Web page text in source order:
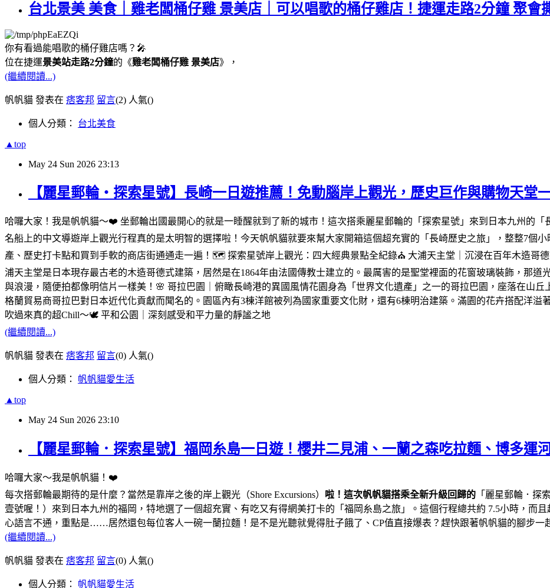
台北景美 美食｜雞老闆桶仔雞 景美店｜可以唱歌的桶仔雞店！捷運走路2分鐘 聚會
你有看過能唱歌的桶仔雞店嗎？🎤
位在捷運景美站走路2分鐘的《雞老闆桶仔雞 景美店》，
(繼續閱讀...)
帆帆貓 發表在 痞客邦 留言(2) 人氣()
個人分類： 台北美食
▲top
May 24 Sun 2026 23:13
【麗星郵輪・探索星號】長崎一日遊推薦！免動腦岸上觀光，歷史巨作與購物天堂
哈囉大家！我是帆帆貓～❤️ 坐郵輪出國最開心的就是一睡醒就到了新的城市！這次搭乘麗星郵輪的「探索星號」來到日本九州的
名船上的中文導遊岸上觀光行程真的是太明智的選擇啦！今天帆帆貓就要來幫大家開箱這個超充實的「長崎歷史之旅」，整整7個
產、歷史打卡點和買到手軟的商店街通通走一遍！🗺️ 探索星號岸上觀光：四大經典景點全紀錄⛪ 大浦天主堂｜沉浸在百年木造哥
浦天主堂是日本現存最古老的木造哥德式建築，居然是在1864年由法國傳教士建立的。最厲害的是聖堂裡面的花窗玻璃裝飾，那
與浪漫，隨便拍都像明信片一樣美！🌸 哥拉巴園｜俯瞰長崎港的異國風情花園身為「世界文化遺產」之一的哥拉巴園，座落在山
格蘭貿易商哥拉巴對日本近代化貢獻而聞名的。園區內有3棟洋館被列為國家重要文化財，還有6棟明治建築。滿園的花卉搭配洋
吹過來真的超Chill～🕊️ 平和公園｜深刻感受和平力量的靜謐之地
(繼續閱讀...)
帆帆貓 發表在 痞客邦 留言(0) 人氣()
個人分類： 帆帆貓愛生活
▲top
May 24 Sun 2026 23:10
【麗星郵輪．探索星號】福岡糸島一日遊！櫻井二見浦、一蘭之森吃拉麵、博多運
哈囉大家～我是帆帆貓！❤️
每次搭郵輪最期待的是什麼？當然是靠岸之後的岸上觀光（Shore Excursions） 啦！這次帆帆貓搭乘全新升級回歸的 「麗星郵輪．探
壹號喔！）來到日本九州的福岡，特地選了一個超充實、有吃又有得網美打卡的「福岡糸島之旅」。這個行程總共約 7.5小時，而
心語言不通，重點是……居然還包每位客人一碗一蘭拉麵！是不是光聽就覺得肚子餓了、CP值直接爆表？趕快跟著帆帆貓的腳步一
(繼續閱讀...)
帆帆貓 發表在 痞客邦 留言(0) 人氣()
個人分類： 帆帆貓愛生活